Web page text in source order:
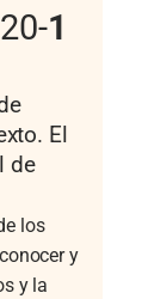
1
El
de
los
y
y la